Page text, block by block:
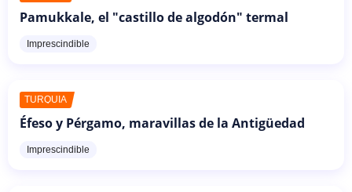
Pamukkale, el "castillo de algodón" termal
Imprescindible
TURQUÍA
Éfeso y Pérgamo, maravillas de la Antigüedad
Imprescindible